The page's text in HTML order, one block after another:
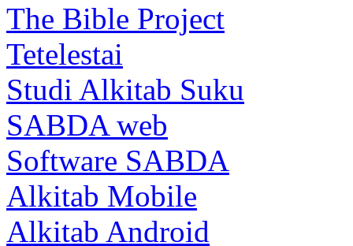
The Bible Project
Tetelestai
Studi Alkitab Suku
SABDA web
Software SABDA
Alkitab Mobile
Alkitab Android